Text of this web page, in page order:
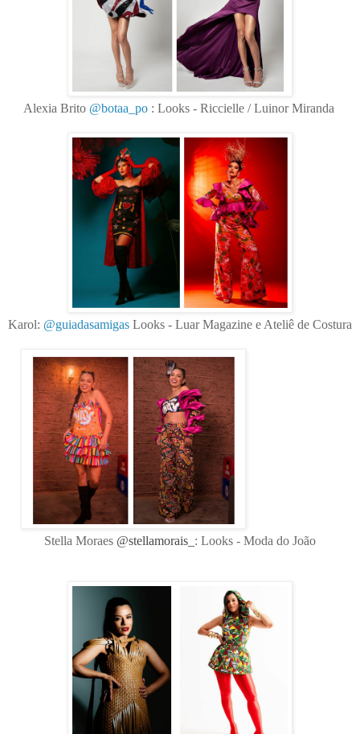
Alexia Brito @botaa_po: Looks - Riccielle / Luinor Miranda
Karol: @guiadasamigas Looks - Luar Magazine e Ateliê de Costura
Stella Moraes @stellamorais_ : Looks - Moda do João